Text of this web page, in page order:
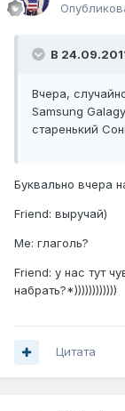
В
Вчера,
Samsung
старенький
Буквально вчера
Friend: выручай)
Me: глаголь?
Friend: у нас тут
набрать?*))))))))))))
Цитата